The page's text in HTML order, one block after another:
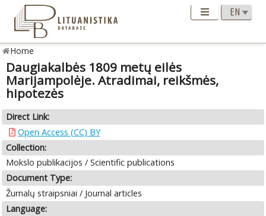
Home
Daugiakalbės 1809 metų eilės
Marijampolėje. Atradimai, reikšmės,
hipotezės
Direct Link:
Open Access (CC) BY
Collection:
Mokslo publikacijos / Scientific publications
Document Type:
Žurnalų straipsniai / Journal articles
Language: